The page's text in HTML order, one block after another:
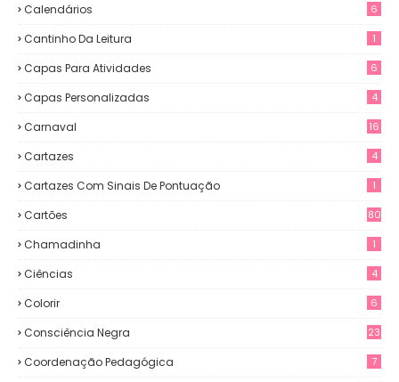
Calendários 6
Cantinho Da Leitura 1
Capas Para Atividades 6
Capas Personalizadas 4
Carnaval 16
Cartazes 4
Cartazes Com Sinais De Pontuação 1
Cartões 80
Chamadinha 1
Ciências 4
Colorir 6
Consciência Negra 23
Coordenação Pedagógica 7